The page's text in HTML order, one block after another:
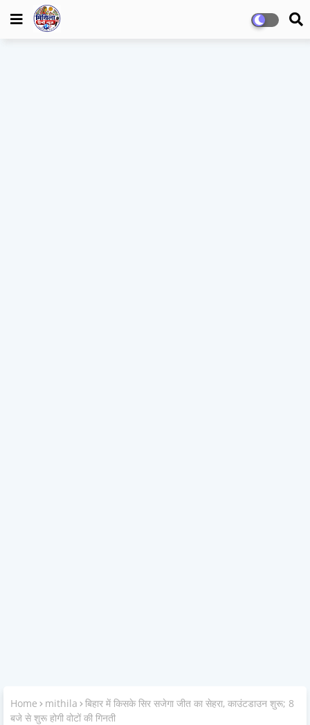
Home mithila
बिहार में किसके सिर सजेगा जीत का सेहरा, काउंटडाउन शुरू; 8
बजे से शुरू होगी वोटों की गिनती